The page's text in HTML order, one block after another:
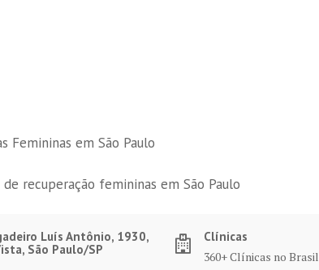
Femininas em São Paulo
de recuperação femininas em São Paulo
Luís Antônio, 1930,
São Paulo/SP
Clínicas
360+ Clínicas no Brasil